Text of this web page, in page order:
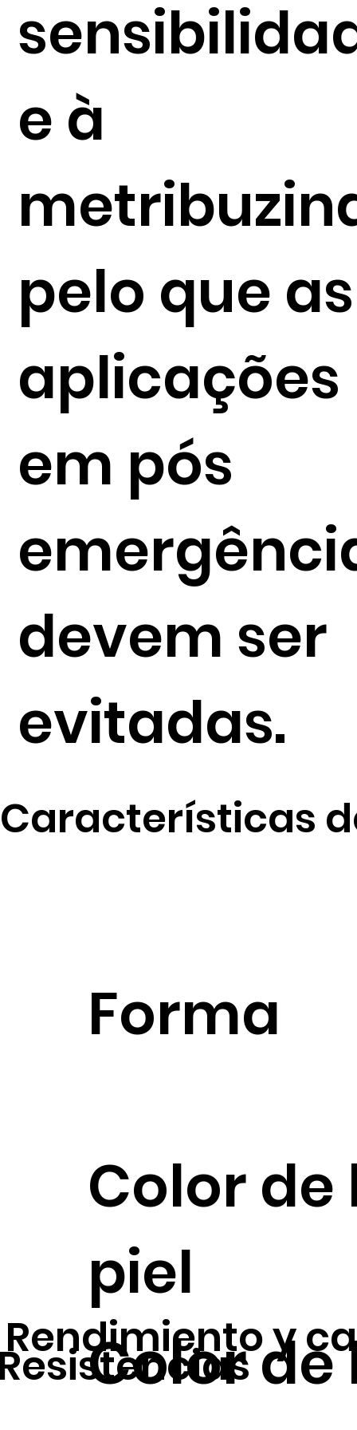
e à
pelo que as
aplicações
em pós
devem ser
evitadas.
Forma
Color de
piel
Color de
Características
Rendimiento y